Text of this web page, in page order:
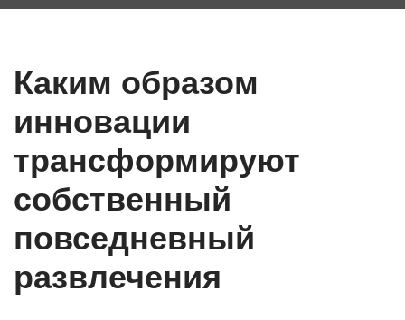
Каким образом
инновации
трансформируют
собственный
повседневный
развлечения